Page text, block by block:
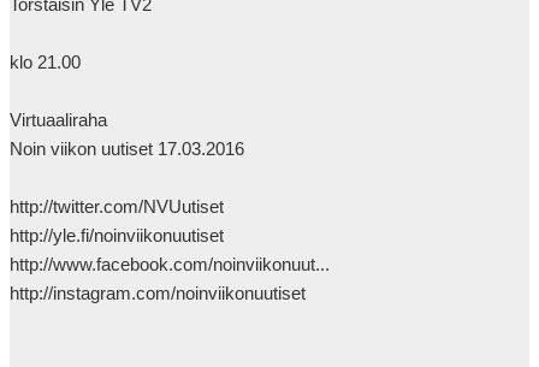
Torstaisin Yle TV2
klo 21.00
Virtuaaliraha
Noin viikon uutiset 17.03.2016
http://twitter.com/NVUutiset
http://yle.fi/noinviikonuutiset
http://www.facebook.com/noinviikonuut...
http://instagram.com/noinviikonuutiset